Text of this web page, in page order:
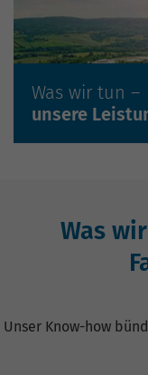
Was wir tun –
unsere
Was
Unser Know-how